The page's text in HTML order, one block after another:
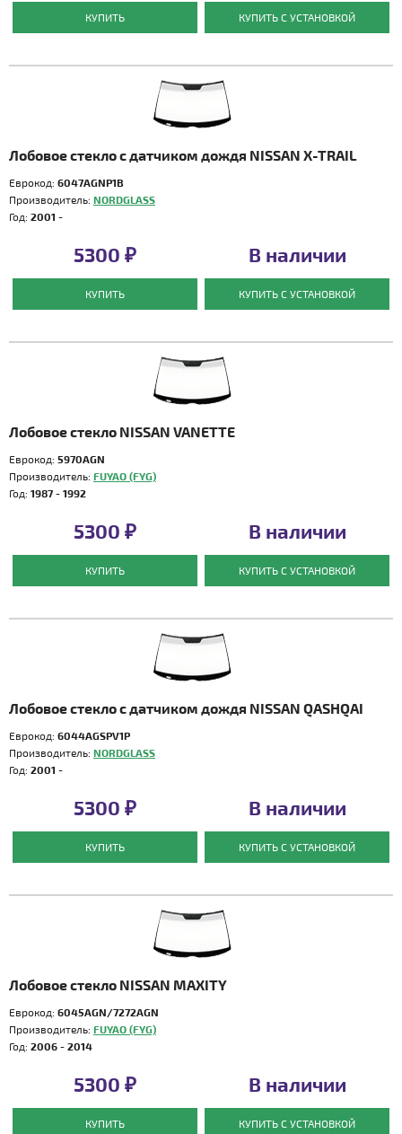
КУПИТЬ КУПИТЬ С УСТАНОВКОЙ
Лобовое стекло с датчиком дождя NISSAN X-TRAIL
Еврокод: 6047AGNP1B
Производитель: NORDGLASS
Год: 2001 -
5300 ₽
КУПИТЬ
В наличии
КУПИТЬ С УСТАНОВКОЙ
Лобовое стекло NISSAN VANETTE
Еврокод: 5970AGN
Производитель: FUYAO (FYG)
Год: 1987 - 1992
5300 ₽
КУПИТЬ
В наличии
КУПИТЬ С УСТАНОВКОЙ
Лобовое стекло с датчиком дождя NISSAN QASHQAI
Еврокод: 6044AGSPV1P
Производитель: NORDGLASS
Год: 2001 -
5300 ₽
КУПИТЬ
В наличии
КУПИТЬ С УСТАНОВКОЙ
Лобовое стекло NISSAN MAXITY
Еврокод: 6045AGN/7272AGN
Производитель: FUYAO (FYG)
Год: 2006 - 2014
5300 ₽
КУПИТЬ
В наличии
КУПИТЬ С УСТАНОВКОЙ